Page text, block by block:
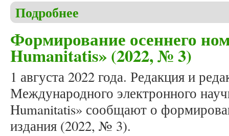
Подробнее
Формирование осеннего
Humanitatis» (2022, № 3)
1 августа 2022 года. Редакция и
Международного электронного
Humanitatis» сообщают о
издания (2022, № 3).